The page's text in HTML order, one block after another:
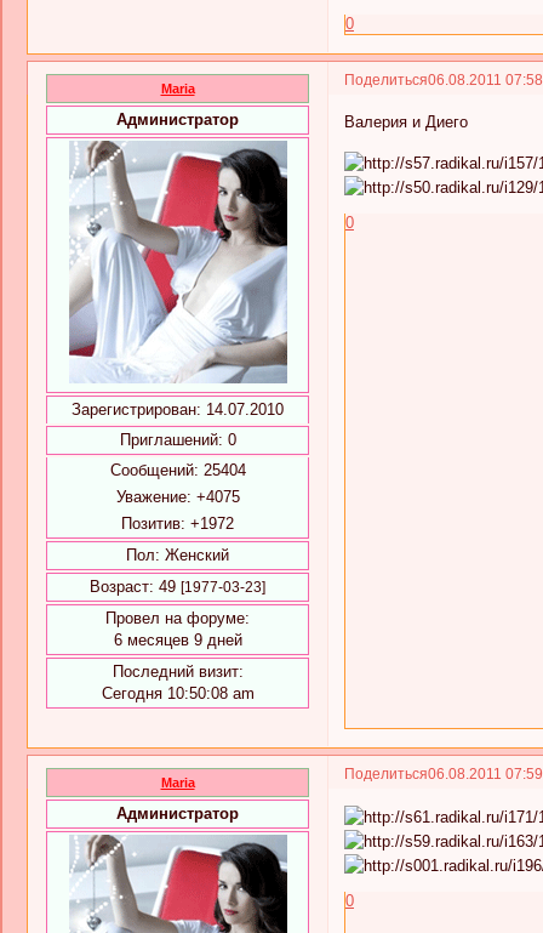
0
Поделиться06.08.2011
Maria
Администратор
Зарегистрирован: 14.07.2010
Приглашений: 0
Сообщений: 25404
Уважение: +4075
Позитив: +1972
Пол: Женский
Возраст: 49 [1977-03-23]
Провел на форуме:
6 месяцев 9 дней
Последний визит:
Сегодня 10:50:08 am
Валерия и Диего
0
Поделиться06.08.2011
Maria
Администратор
0